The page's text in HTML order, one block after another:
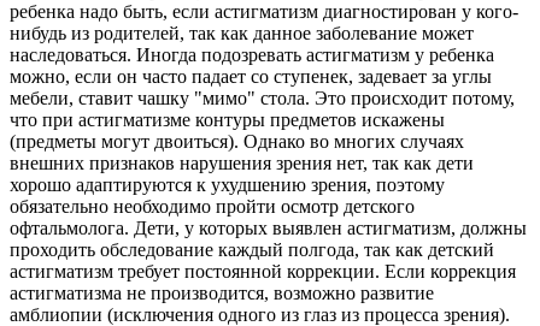
ребенка надо быть, если астигматизм диагностирован у кого-
нибудь из родителей, так как данное заболевание может
наследоваться. Иногда подозревать астигматизм у ребенка
можно, если он часто падает со ступенек, задевает за углы
мебели, ставит чашку "мимо" стола. Это происходит потому,
что при астигматизме контуры предметов искажены
(предметы могут двоиться). Однако во многих случаях
внешних признаков нарушения зрения нет, так как дети
хорошо адаптируются к ухудшению зрения, поэтому
обязательно необходимо пройти осмотр детского
офтальмолога. Дети, у которых выявлен астигматизм, должны
проходить обследование каждый полгода, так как детский
астигматизм требует постоянной коррекции. Если коррекция
астигматизма не производится, возможно развитие
амблиопии (исключения одного из глаз из процесса зрения).